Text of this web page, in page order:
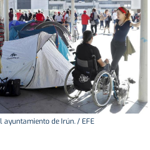
de Irún. / EFE